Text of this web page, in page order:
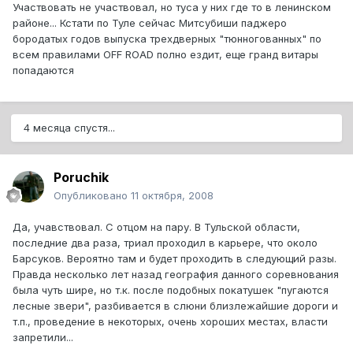
Участвовать не участвовал, но туса у них где то в ленинском
районе... Кстати по Туле сейчас Митсубиши паджеро
бородатых годов выпуска трехдверных "тюнногованных" по
всем правилами OFF ROAD полно ездит, еще гранд витары
попадаются
4 месяца спустя...
Poruchik
Опубликовано 11 октября, 2008
Да, учавствовал. С отцом на пару. В Тульской области,
последние два раза, триал проходил в карьере, что около
Барсуков. Вероятно там и будет проходить в следующий разы.
Правда несколько лет назад география данного соревнования
была чуть шире, но т.к. после подобных покатушек "пугаются
лесные звери", разбивается в слюни близлежайшие дороги и
т.п., проведение в некоторых, очень хороших местах, власти
запретили...